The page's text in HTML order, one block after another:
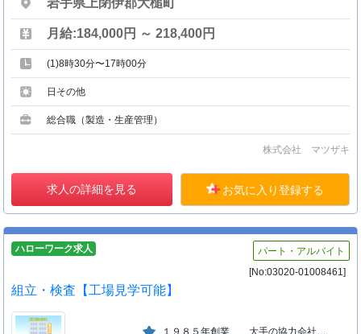
岩手県上閉伊郡大槌町
月給:184,000円 ～ 218,400円
(1)8時30分〜17時00分
日その他
総合職（製造・生産管理）
株式会社 マツザキ
求人の詳細を見る お気に入り登録する
ハローワーク求人
パート・アルバイト
[No:03020-01008461]
組立・検査【工場見学可能】
１９８５年創業 大手の協力会社で安定しています。 明るい社風です。